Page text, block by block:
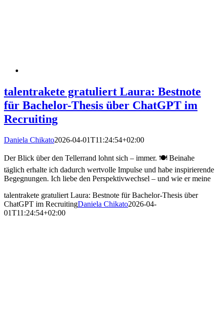
talentrakete gratuliert Laura: Bestnote
für Bachelor-Thesis über ChatGPT im
Recruiting
Daniela Chikato2026-04-01T11:24:54+02:00
Der Blick über den Tellerrand lohnt sich – immer. 🍽 Beinahe
täglich erhalte ich dadurch wertvolle Impulse und habe inspirierende
Begegnungen. Ich liebe den Perspektivwechsel – und wie er meine
talentrakete gratuliert Laura: Bestnote für Bachelor-Thesis über
ChatGPT im RecruitingDaniela Chikato2026-04-
01T11:24:54+02:00